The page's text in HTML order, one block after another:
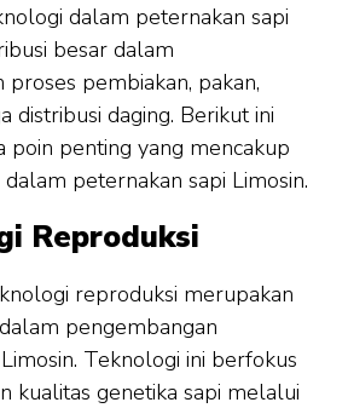
dalam peternakan sapi
besar dalam
pembiakan, pakan,
distribusi daging. Berikut ini
poin penting yang mencakup
peternakan sapi Limosin.
Reproduksi
reproduksi merupakan
pengembangan
Teknologi ini berfokus
kualitas genetika sapi melalui